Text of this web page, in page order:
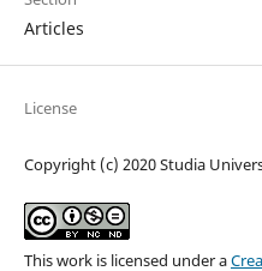
Articles
License
Copyright (c) 2020 Studia
This work is licensed under a